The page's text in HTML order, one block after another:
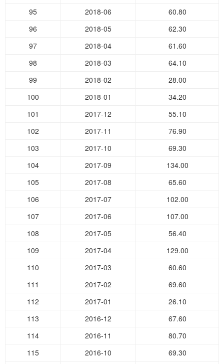
95
2018-06
60.80
96
2018-05
62.30
97
2018-04
61.60
98
2018-03
64.10
99
2018-02
28.00
100
2018-01
34.20
101
2017-12
55.10
102
2017-11
76.90
103
2017-10
69.30
104
2017-09
134.00
105
2017-08
65.60
106
2017-07
102.00
107
2017-06
107.00
108
2017-05
56.40
109
2017-04
129.00
110
2017-03
60.60
111
2017-02
69.60
112
2017-01
26.10
113
2016-12
67.60
114
2016-11
80.70
115
2016-10
69.30